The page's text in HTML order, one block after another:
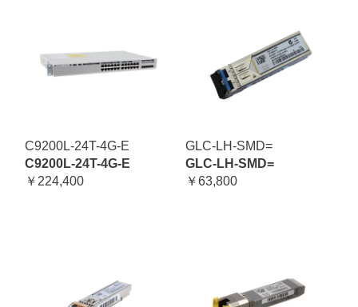
C9200L-24T-4G-E
C9200L-24T-4G-E
￥224,400
GLC-LH-SMD=
GLC-LH-SMD=
￥63,800